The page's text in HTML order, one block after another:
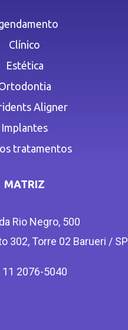
Clínico
Estética
Aligner
Implantes
tratamentos
MATRIZ
Rio Negro, 500
302, Torre 02 Barueri / SP
11 2076-5040